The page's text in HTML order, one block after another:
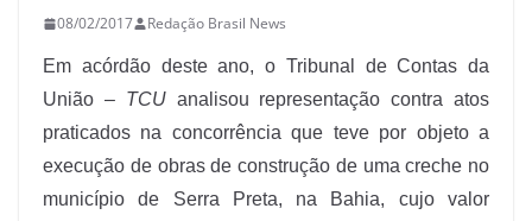
08/02/2017 Redação Brasil News
Em acórdão deste ano, o Tribunal de Contas da
União – TCUanalisou representação contra atos
praticados na concorrência que teve por objeto a
execução de obras de construção de uma creche no
município de Serra Preta, na Bahia, cujo valor